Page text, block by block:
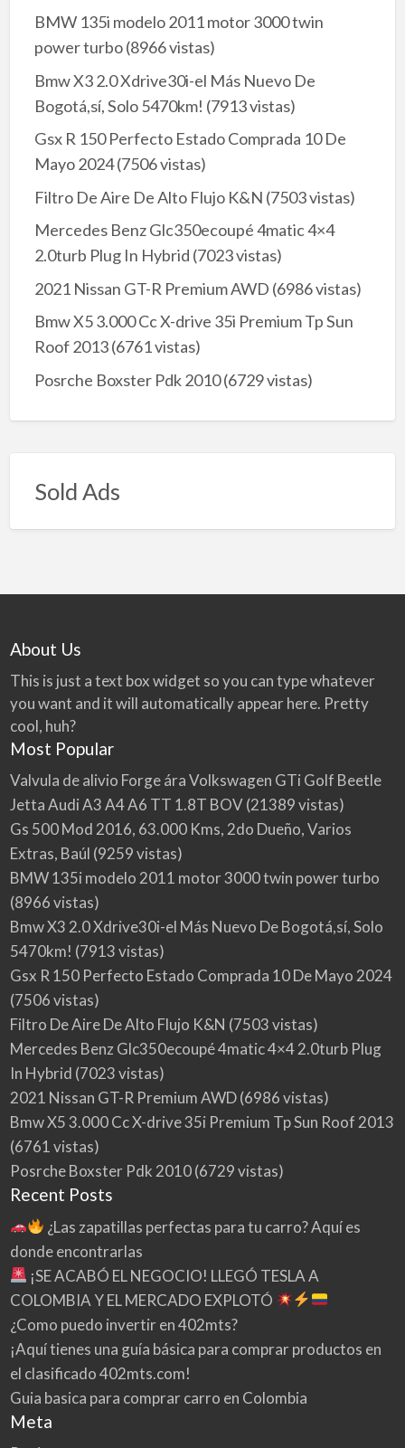
BMW 135i modelo 2011 motor 3000 twin
power turbo(8966 vistas)
Bmw X3 2.0 Xdrive30i-el Más Nuevo De
Bogotá,sí, Solo 5470km! (7913 vistas)
Gsx R 150 Perfecto Estado Comprada 10 De
Mayo 2024(7506 vistas)
Filtro De Aire De Alto Flujo K&N (7503 vistas)
Mercedes Benz Glc350ecoupé 4matic 4×4
2.0turb Plug In Hybrid (7023 vistas)
2021 Nissan GT-R Premium AWD (6986 vistas)
Bmw X5 3.000 Cc X-drive 35i Premium Tp Sun
Roof 2013(6761 vistas)
Posrche Boxster Pdk 2010(6729 vistas)
Sold Ads
About Us
This is just a text box widget so you can type whatever
you want and it will automatically appear here. Pretty
cool, huh?
Most Popular
Valvula de alivio Forge ára Volkswagen GTi Golf Beetle
Jetta Audi A3 A4 A6 TT 1.8T BOV(21389 vistas)
Gs 500 Mod 2016, 63.000 Kms, 2do Dueño, Varios
Extras, Baúl (9259 vistas)
BMW 135i modelo 2011 motor 3000 twin power turbo
(8966 vistas)
Bmw X3 2.0 Xdrive30i-el Más Nuevo De Bogotá,sí, Solo
5470km! (7913 vistas)
Gsx R 150 Perfecto Estado Comprada 10 De Mayo 2024
(7506 vistas)
Filtro De Aire De Alto Flujo K&N (7503 vistas)
Mercedes Benz Glc350ecoupé 4matic 4×4 2.0turb Plug
In Hybrid (7023 vistas)
2021 Nissan GT-R Premium AWD(6986 vistas)
Bmw X5 3.000 Cc X-drive 35i Premium Tp Sun Roof 2013
(6761 vistas)
Posrche Boxster Pdk 2010(6729 vistas)
Recent Posts
¿Las zapatillas perfectas para tu carro? Aquí es
donde encontrarlas
¡SE ACABÓ EL NEGOCIO! LLEGÓ TESLA A
COLOMBIA Y EL MERCADO EXPLOTÓ
¿Como puedo invertir en 402mts?
¡Aquí tienes una guía básica para comprar productos en
el clasificado 402mts.com!
Guia basica para comprar carro en Colombia
Meta